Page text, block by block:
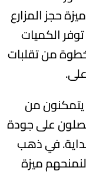
حجز المزارع
الكميات
من تقلبات
يتمكنون من
على جودة
في ذهب
ميزة